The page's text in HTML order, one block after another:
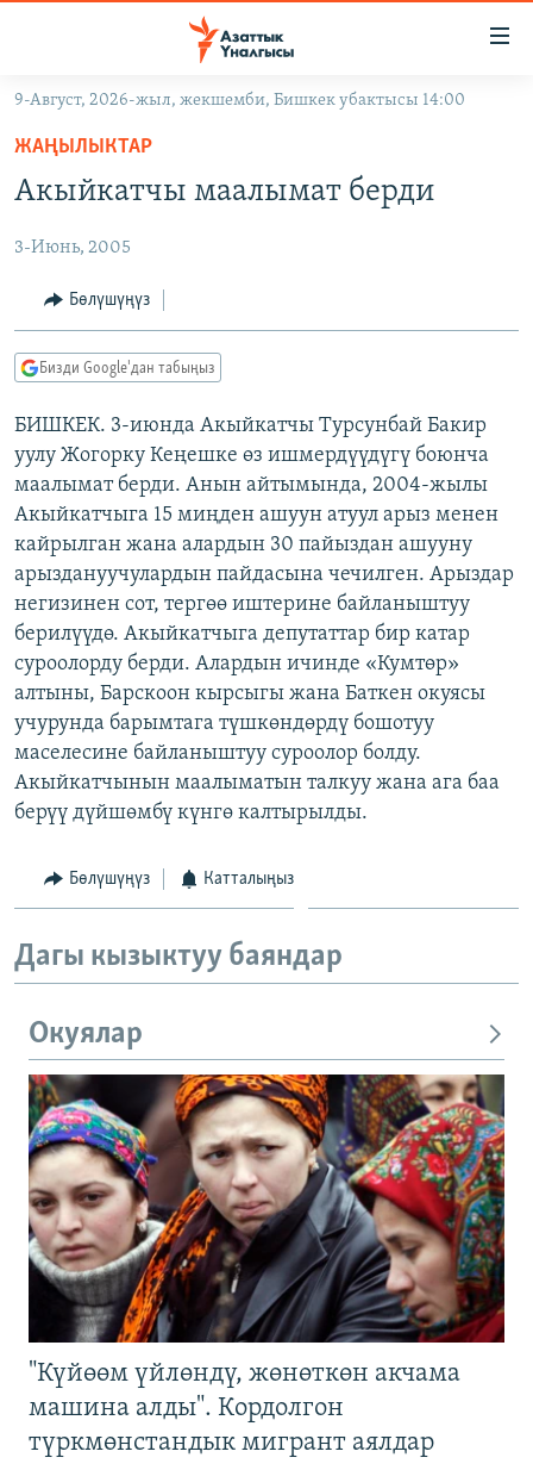
Навигацияга
өтүңүз
Издөөгө
салыңыз
САЯСАТ
ЭКОНОМИКА
ДҮЙНӨ
БОРБОР АЗИЯ
УКРАИНА
АТАЙЫН ИЛИКТӨӨ
БҮГҮН АЗАТТЫКТА
ЭКСПЕРТТЕР ТАЛДАЙТ
БИЗ ЖАНА ДҮЙНӨ
ДАНИСТЕ
ЭЖЕ-СИҢДИЛЕР
АЗАТТЫК+
ЫҢГАЙСЫЗ СУРООЛОР
ПОДКАСТ
ӨЗГӨЧӨ ПИКИР
Русский
ОНЛАЙН ШЕРИНЕ
ЭЕ/АРнун бардык сайттары
9-Август, 2026-жыл, жекшемби, Бишкек убактысы 14:00
ЖАҢЫЛЫКТАР
Акыйкатчы маалымат берди
3-Июнь, 2005
Бөлүшүңүз
Бизди Google'дан табыңыз
БИШКЕК. 3-июнда Акыйкатчы Турсунбай Бакир
уулу Жогорку Кеңешке өз ишмердүүдүгү боюнча
маалымат берди. Анын айтымында, 2004-жылы
Акыйкатчыга 15 миңден ашуун атуул арыз менен
кайрылган жана алардын 30 пайыздан ашууну
арыздануучулардын пайдасына чечилген. Арыздар
негизинен сот, тергөө иштерине байланыштуу
берилүүдө. Акыйкатчыга депутаттар бир катар
суроолорду берди. Алардын ичинде «Кумтөр»
алтыны, Барскоон кырсыгы жана Баткен окуясы
учурунда барымтага түшкөндөрдү бошотуу
маселесине байланыштуу суроолор болду.
Акыйкатчынын маалыматын талкуу жана ага баа
берүү дүйшөмбү күнгө калтырылды.
Бөлүшүңүз Катталыңыз
Дагы кызыктуу баяндар
Окуялар
"Күйөөм үйлөндү, жөнөткөн акчама
машина алды". Кордолгон
түркмөнстандык мигрант аялдар